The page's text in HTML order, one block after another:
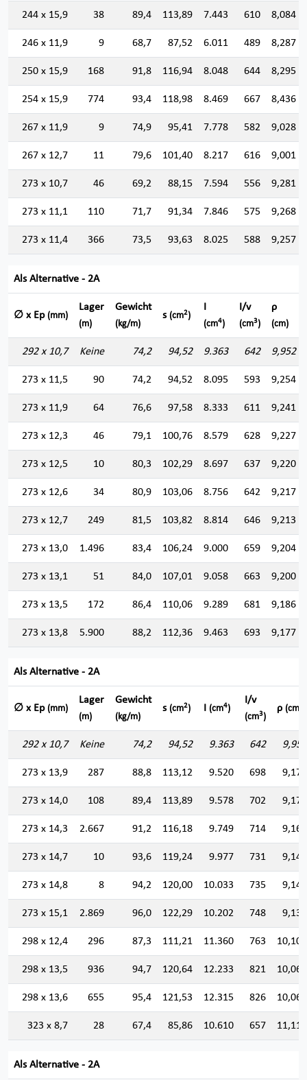
244 x 15,9 38 89,4 113,89 7.443 610 8,084
246 x 11,9 9 68,7 87,52 6.011 489 8,287
250 x 15,9 168 91,8 116,94 8.048 644 8,295
254 x 15,9 774 93,4 118,98 8.469 667 8,436
267 x 11,9 9 74,9 95,41 7.778 582 9,028
267 x 12,7 11 79,6 101,40 8.217 616 9,001
273 x 10,7 46 69,2 88,15 7.594 556 9,281
273 x 11,1 110 71,7 91,34 7.846 575 9,268
273 x 11,4 366 73,5 93,63 8.025 588 9,257
Als Alternative - 2A
∅ x Ep (mm)
Lager
(m)
Gewicht
(kg/m)
s (cm2)
I
(cm4)
I/v
(cm3)
ρ
(cm)
292 x 10,7 Keine 74,2 94,52 9.363 642 9,952
273 x 11,5 90 74,2 94,52 8.095 593 9,254
273 x 11,9 64 76,6 97,58 8.333 611 9,241
273 x 12,3 46 79,1 100,76 8.579 628 9,227
273 x 12,5 10 80,3 102,29 8.697 637 9,220
273 x 12,6 34 80,9 103,06 8.756 642 9,217
273 x 12,7 249 81,5 103,82 8.814 646 9,213
273 x 13,0 1.496 83,4 106,24 9.000 659 9,204
273 x 13,1 51 84,0 107,01 9.058 663 9,200
273 x 13,5 172 86,4 110,06 9.289 681 9,186
273 x 13,8 5.900 88,2 112,36 9.463 693 9,177
Als Alternative - 2A
∅ x Ep (mm)
Lager
(m)
Gewicht
(kg/m)
s (cm2) I (cm4)
I/v
(cm3)
ρ (cm)
292 x 10,7 Keine 74,2 94,52 9.363 642 9,952
273 x 13,9 287 88,8 113,12 9.520 698 9,173
273 x 14,0 108 89,4 113,89 9.578 702 9,170
273 x 14,3 2.667 91,2 116,18 9.749 714 9,160
273 x 14,7 10 93,6 119,24 9.977 731 9,147
273 x 14,8 8 94,2 120,00 10.033 735 9,143
273 x 15,1 2.869 96,0 122,29 10.202 748 9,133
298 x 12,4 296 87,3 111,21 11.360 763 10,106
298 x 13,5 936 94,7 120,64 12.233 821 10,069
298 x 13,6 655 95,4 121,53 12.315 826 10,066
323 x 8,7 28 67,4 85,86 10.610 657 11,116
Als Alternative - 2A